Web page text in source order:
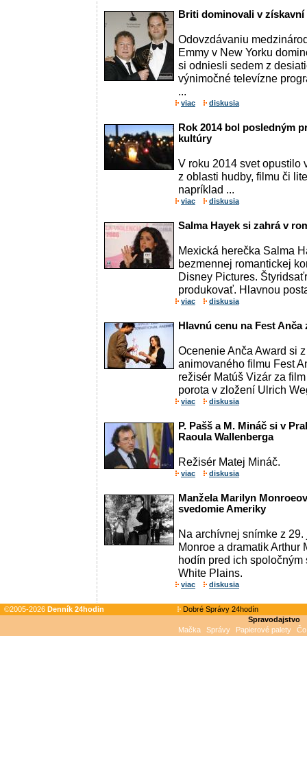
Briti dominovali v získavní
Odovzdávaniu
Emmy v New Yorku
si odniesli sedem z
výnimočné televízne
...
viac diskusia
Rok 2014 bol posledným
kultúry
V roku 2014 svet opustilo
z oblasti hudby, filmu či
napríklad ...
viac diskusia
Salma Hayek si zahrá v
Mexická herečka Salma
bezmennej romantickej
Disney Pictures.
produkovať. Hlavnou
viac diskusia
Hlavnú cenu na Fest
Ocenenie Anča Award si
animovaného filmu Fest
režisér Matúš Vizár za
porota v zložení Ulrich
viac diskusia
P. Pašš a M. Mináč si v
Raoula Wallenberga
Režisér Matej Mináč.
viac diskusia
Manžela Marilyn
svedomie Ameriky
Na archívnej snímke z
Monroe a dramatik
hodín pred ich
White Plains.
viac diskusia
©2005-2026 Denník 24hodin
Dobré Správy 24hodín
Spravodajstvo
Mačka
Správy Papierové palety